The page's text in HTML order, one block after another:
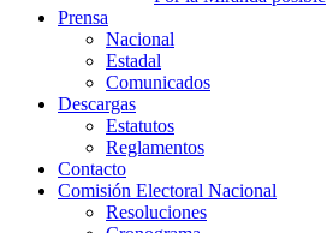
Prensa
Nacional
Estadal
Comunicados
Descargas
Estatutos
Reglamentos
Contacto
Comisión Electoral Nacional
Resoluciones